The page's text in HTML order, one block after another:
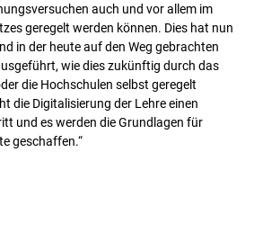
auch und vor allem im
geregelt werden können. Dies hat nun
in der heute auf den Weg gebrachten
wie dies zukünftig durch das
die Hochschulen selbst geregelt
die Digitalisierung der Lehre einen
und es werden die Grundlagen für
geschaffen.“